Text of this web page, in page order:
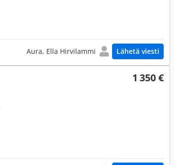
Aura, Ella Hirvilammi Lähetä viesti
1 350 €